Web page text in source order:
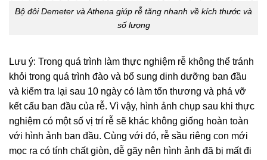
Bộ đôi Demeter và Athena giúp rễ tăng nhanh về kích thước và
số lượng
Lưu ý: Trong quá trình làm thực nghiệm rễ không thể tránh
khỏi trong quá trình đào và bổ sung dinh dưỡng ban đầu
và kiểm tra lại sau 10 ngày có làm tổn thương và phá vỡ
kết cấu ban đầu của rễ. Vì vậy, hình ảnh chụp sau khi thực
nghiệm có một số vị trí rễ sẽ khác không giống hoàn toàn
với hình ảnh ban đầu. Cùng với đó, rễ sầu riêng con mới
mọc ra có tính chất giòn, dễ gãy nên hình ảnh đã bị mất đi